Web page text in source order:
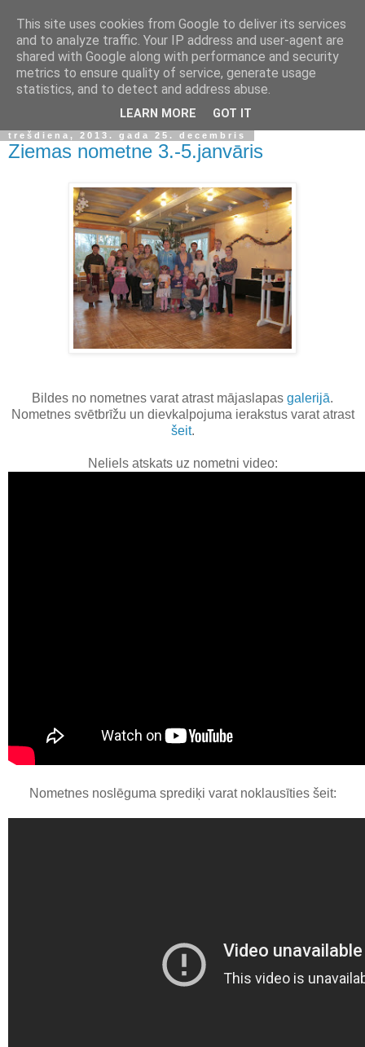
trešdiena, 2013. gada 25. decembris
Ziemas nometne 3.-5.janvāris
Bildes no nometnes varat atrast mājaslapas galerijā.
Nometnes svētbrīžu un dievkalpojuma ierakstus varat atrast
šeit.
Neliels atskats uz nometni video:
Nometnes noslēguma sprediķi varat noklausīties šeit:
This site uses cookies from Google to deliver its services
and to analyze traffic. Your IP address and user-agent are
shared with Google along with performance and security
metrics to ensure quality of service, generate usage
statistics, and to detect and address abuse.
LEARN MORE GOT IT